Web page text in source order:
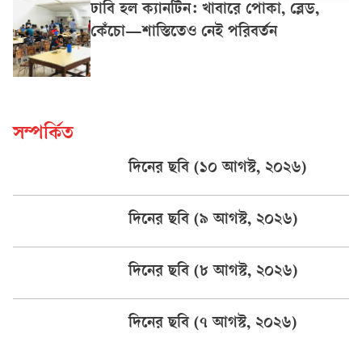
ঢাবি হল ক্যানটিন: খাবারে পোকা, ব্লেড,
কেঁচো—শাস্তিতেও নেই পরিবর্তন
সম্পর্কিত
দিনের ছবি (১০ আগস্ট, ২০২৬)
দিনের ছবি (৯ আগস্ট, ২০২৬)
দিনের ছবি (৮ আগস্ট, ২০২৬)
দিনের ছবি (৭ আগস্ট, ২০২৬)